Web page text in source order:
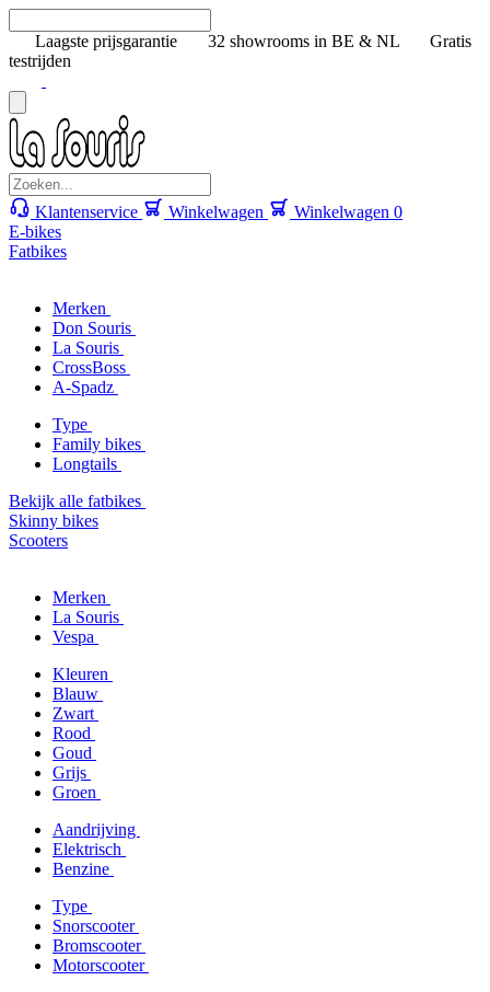
Laagste prijsgarantie 32 showrooms in BE & NL
Gratis
testrijden
Klantenservice Winkelwagen Winkelwagen 0
E-bikes
Fatbikes
Merken
Don Souris
La Souris
CrossBoss
A-Spadz
Type
Family bikes
Longtails
Bekijk alle fatbikes
Skinny bikes
Scooters
Merken
La Souris
Vespa
Kleuren
Blauw
Zwart
Rood
Goud
Grijs
Groen
Aandrijving
Elektrisch
Benzine
Type
Snorscooter
Bromscooter
Motorscooter